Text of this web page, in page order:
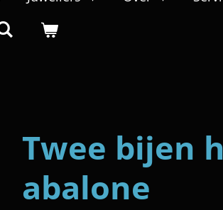
Twee bijen
abalone